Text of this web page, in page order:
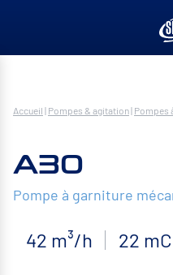
Accueil | Pompes & agitation| Pompes
A30
Pompe à garniture
42 m³/h 22